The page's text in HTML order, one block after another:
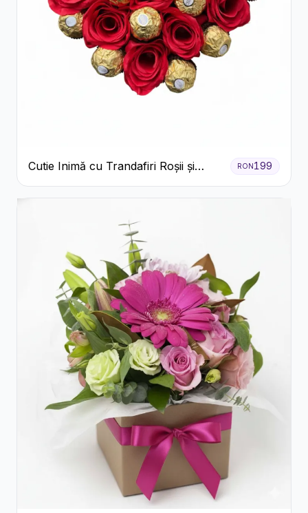
Cutie Inimă cu Trandafiri Roșii și
Ferrero Rocher
RON199